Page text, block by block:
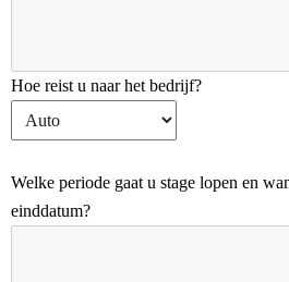
Hoe reist u naar het bedrijf?
Welke periode gaat u stage lopen en
einddatum?